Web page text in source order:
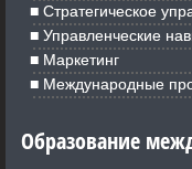
Стратегическое
Управленческие
Маркетинг
Международные
Образование